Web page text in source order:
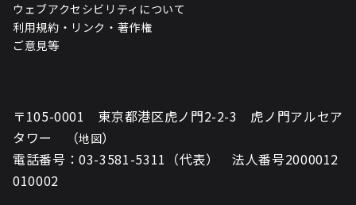
ウェブアクセシビリティについて
利用規約・リンク・著作権
ご意見等
〒105-0001 東京都港区虎ノ門2-2-3 虎ノ門アルセア
タワー （地図）
電話番号：03-3581-5311（代表） 法人番号2000012
010002